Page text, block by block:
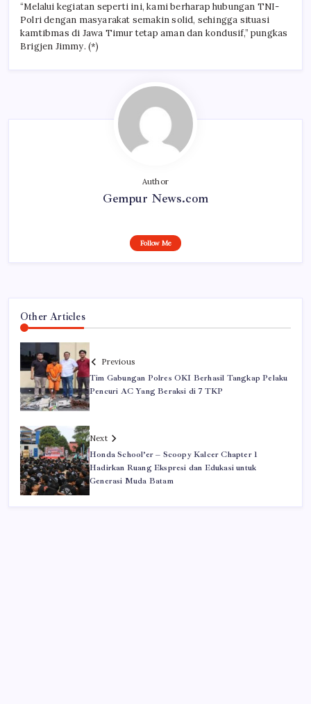
“Melalui kegiatan seperti ini, kami berharap hubungan TNI-
Polri dengan masyarakat semakin solid, sehingga situasi
kamtibmas di Jawa Timur tetap aman dan kondusif,” pungkas
Brigjen Jimmy. (*)
Author
Gempur News.com
Follow Me
Other Articles
Previous
Tim Gabungan Polres OKI Berhasil Tangkap Pelaku
Pencuri AC Yang Beraksi di 7 TKP
Next
Honda School’er – Scoopy Kalcer Chapter 1
Hadirkan Ruang Ekspresi dan Edukasi untuk
Generasi Muda Batam